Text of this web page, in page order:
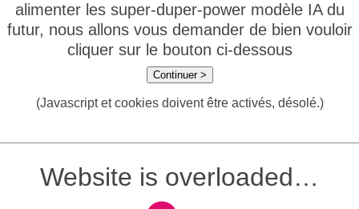
alimenter les super-duper-power modèle IA du
futur, nous allons vous demander de bien vouloir
cliquer sur le bouton ci-dessous
Continuer >
(Javascript et cookies doivent être activés, désolé.)
Website is overloaded…